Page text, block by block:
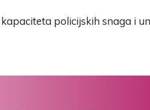
policijskih snaga i